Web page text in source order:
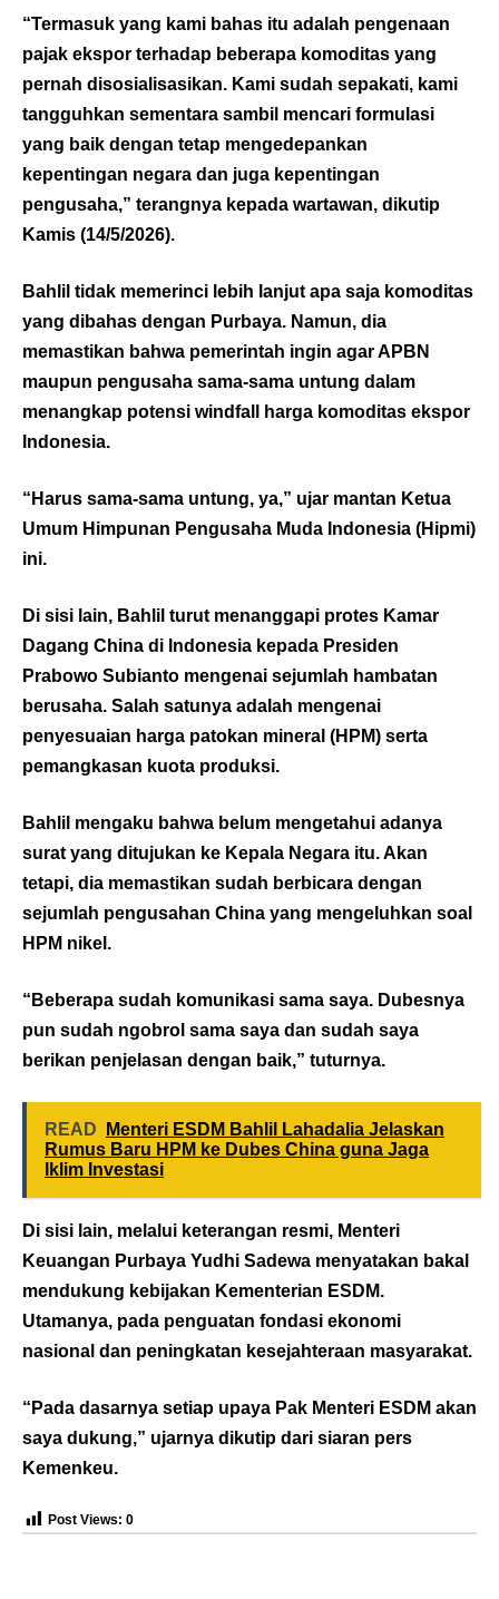
“Termasuk yang kami bahas itu adalah pengenaan
pajak ekspor terhadap beberapa komoditas yang
pernah disosialisasikan. Kami sudah sepakati, kami
tangguhkan sementara sambil mencari formulasi
yang baik dengan tetap mengedepankan
kepentingan negara dan juga kepentingan
pengusaha,” terangnya kepada wartawan, dikutip
Kamis (14/5/2026).
Bahlil tidak memerinci lebih lanjut apa saja komoditas
yang dibahas dengan Purbaya. Namun, dia
memastikan bahwa pemerintah ingin agar APBN
maupun pengusaha sama-sama untung dalam
menangkap potensi windfall harga komoditas ekspor
Indonesia.
“Harus sama-sama untung, ya,” ujar mantan Ketua
Umum Himpunan Pengusaha Muda Indonesia (Hipmi)
ini.
Di sisi lain, Bahlil turut menanggapi protes Kamar
Dagang China di Indonesia kepada Presiden
Prabowo Subianto mengenai sejumlah hambatan
berusaha. Salah satunya adalah mengenai
penyesuaian harga patokan mineral (HPM) serta
pemangkasan kuota produksi.
Bahlil mengaku bahwa belum mengetahui adanya
surat yang ditujukan ke Kepala Negara itu. Akan
tetapi, dia memastikan sudah berbicara dengan
sejumlah pengusahan China yang mengeluhkan soal
HPM nikel.
“Beberapa sudah komunikasi sama saya. Dubesnya
pun sudah ngobrol sama saya dan sudah saya
berikan penjelasan dengan baik,” tuturnya.
READ
Menteri ESDM Bahlil Lahadalia Jelaskan
Rumus Baru HPM ke Dubes China guna Jaga
Iklim Investasi
Di sisi lain, melalui keterangan resmi, Menteri
Keuangan Purbaya Yudhi Sadewa menyatakan bakal
mendukung kebijakan Kementerian ESDM.
Utamanya, pada penguatan fondasi ekonomi
nasional dan peningkatan kesejahteraan masyarakat.
“Pada dasarnya setiap upaya Pak Menteri ESDM akan
saya dukung,” ujarnya dikutip dari siaran pers
Kemenkeu.
Post Views: 0